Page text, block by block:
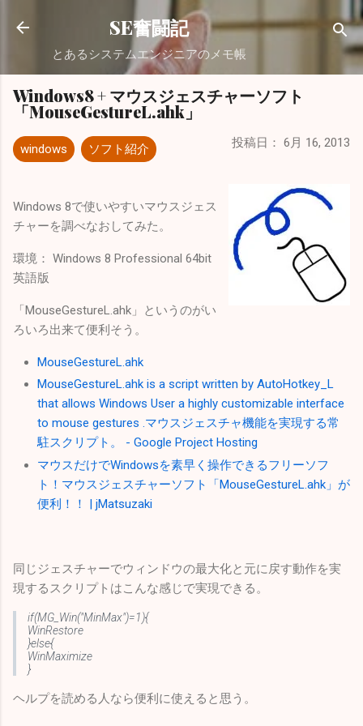
スキップしてメイン コンテンツに移動
SE奮闘記
とあるシステムエンジニアのメモ帳
Windows8 + マウスジェスチャーソフト
「MouseGestureL.ahk」
windows ソフト紹介 投稿日： 6月 16, 2013
Windows 8で使いやすいマウスジェス
チャーを調べなおしてみた。
環境： Windows 8 Professional 64bit
英語版
「MouseGestureL.ahk」というのがい
ろいろ出来て便利そう。
MouseGestureL.ahk
MouseGestureL.ahk is a script written by AutoHotkey_L
that allows Windows User a highly customizable interface
to mouse gestures .マウスジェスチャ機能を実現する常
駐スクリプト。 - Google Project Hosting
マウスだけでWindowsを素早く操作できるフリーソフ
ト！マウスジェスチャーソフト「MouseGestureL.ahk」が
便利！！ | jMatsuzaki
同じジェスチャーでウィンドウの最大化と元に戻す動作を実
現するスクリプトはこんな感じで実現できる。
if(MG_Win("MinMax")=1){
WinRestore
}else{
WinMaximize
}
ヘルプを読める人なら便利に使えると思う。